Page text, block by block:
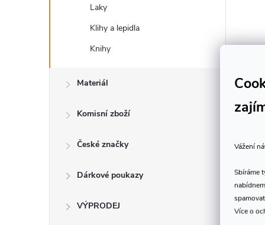
Vážení
Sbíráme
Více o
Laky
Klihy a lepidla
Knihy
Materiál
Komisní zboží
České značky
Dárkové poukazy
VÝPRODEJ